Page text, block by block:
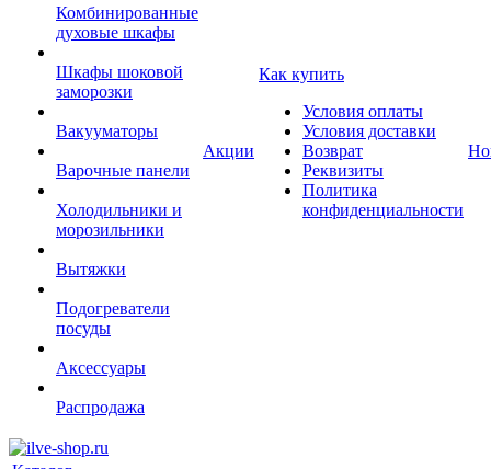
Комбинированные
духовые шкафы
Шкафы шоковой
заморозки
Вакууматоры
Варочные панели
Холодильники и
морозильники
Вытяжки
Подогреватели
посуды
Аксессуары
Распродажа
Акции
Как купить
Условия оплаты
Условия доставки
Возврат
Реквизиты
Политика
конфиденциальности